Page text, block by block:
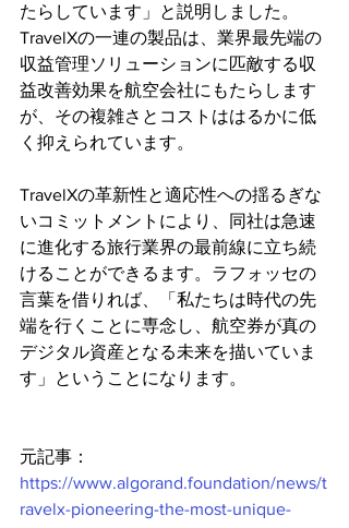
たらしています」と説明しました。
TravelXの一連の製品は、業界最先端の
収益管理ソリューションに匹敵する収
益改善効果を航空会社にもたらします
が、その複雑さとコストははるかに低
く抑えられています。
TravelXの革新性と適応性への揺るぎな
いコミットメントにより、同社は急速
に進化する旅行業界の最前線に立ち続
けることができるます。ラフォッセの
言葉を借りれば、「私たちは時代の先
端を行くことに専念し、航空券が真の
デジタル資産となる未来を描いていま
す」ということになります。
元記事：
https://www.algorand.foundation/news/t
ravelx-pioneering-the-most-unique-